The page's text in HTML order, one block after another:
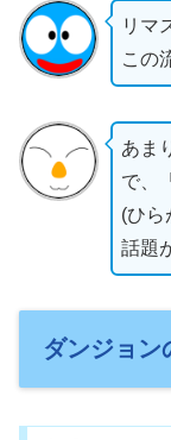
リマ
この
あま
で、
(ひら
話題
ダンジョン